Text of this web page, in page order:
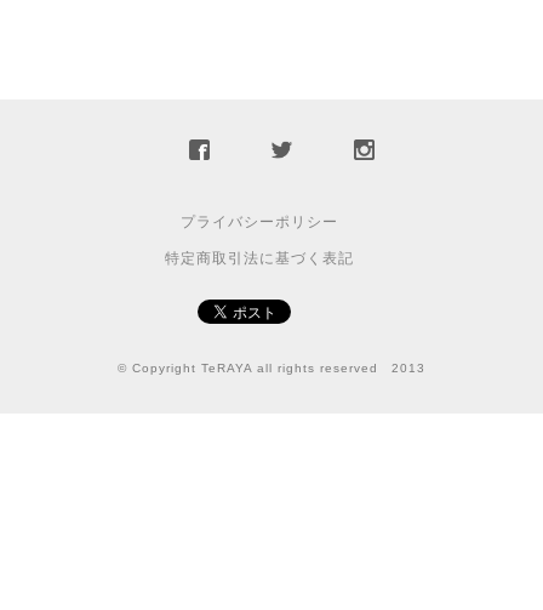
プライバシーポリシー
特定商取引法に基づく表記
© Copyright TeRAYA all rights reserved 2013